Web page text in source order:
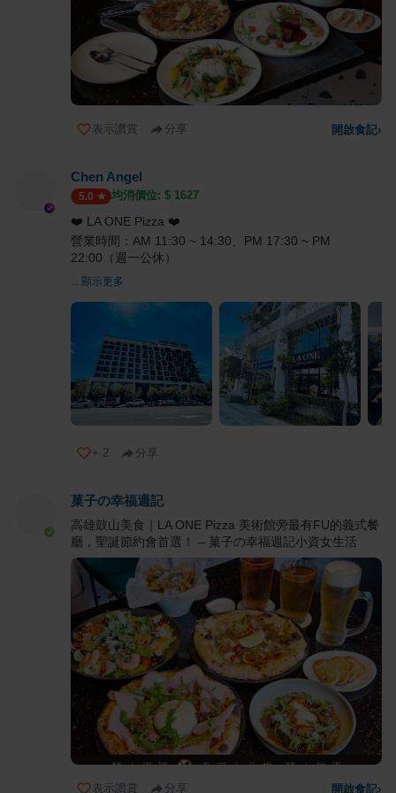
表示讚賞 分享 開啟食記›
Chen Angel
5.0 均消價位: $ 1627
❤️ LA ONE Pizza ❤️
營業時間：AM 11:30 ~ 14:30、PM 17:30 ~ PM
22:00（週一公休）
... 顯示更多
+ 2 分享
菓子の幸福週記
高雄鼓山美食｜LA ONE Pizza 美術館旁最有FU的義式餐
廳，聖誕節約會首選！ – 菓子の幸福週記小資女生活
表示讚賞 分享 開啟食記›